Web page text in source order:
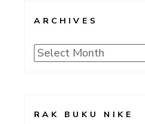
ARCHIVES
Archives
RAK BUKU NIKE